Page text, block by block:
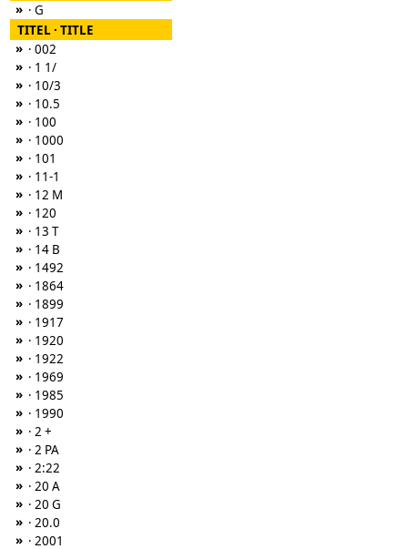
» · G
TITEL · TITLE
» · 002
» · 1 1/
» · 10/3
» · 10.5
» · 100
» · 1000
» · 101
» · 11-1
» · 12 M
» · 120
» · 13 T
» · 14 B
» · 1492
» · 1864
» · 1899
» · 1917
» · 1920
» · 1922
» · 1969
» · 1985
» · 1990
» · 2 +
» · 2 PA
» · 2:22
» · 20 A
» · 20 G
» · 20.0
» · 2001